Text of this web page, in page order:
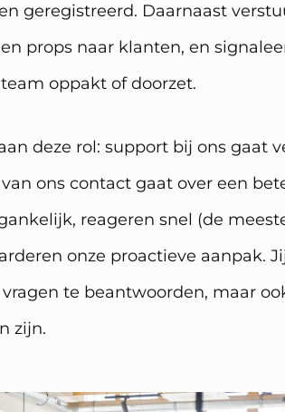
geregistreerd. Daarnaast
props naar klanten, en
oppakt of doorzet.
deze rol: support bij ons gaat
van ons contact gaat over een
reageren snel (de
onze proactieve aanpak.
te beantwoorden, maar
zijn.